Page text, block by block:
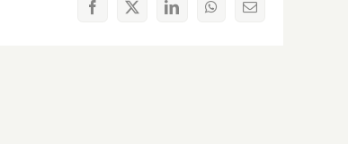
Facebook
X LinkedInWhatsAppCorreo